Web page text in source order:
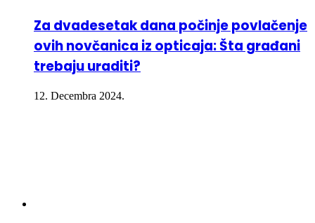
Za dvadesetak dana počinje povlačenje
ovih novčanica iz opticaja: Šta građani
trebaju uraditi?
12. Decembra 2024.